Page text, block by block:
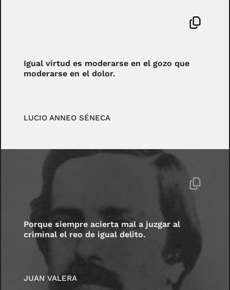
Igual virtud es moderarse en el gozo que
moderarse en el dolor.
LUCIO ANNEO SÉNECA
Porque siempre acierta mal a juzgar al
criminal el reo de igual delito.
JUAN VALERA